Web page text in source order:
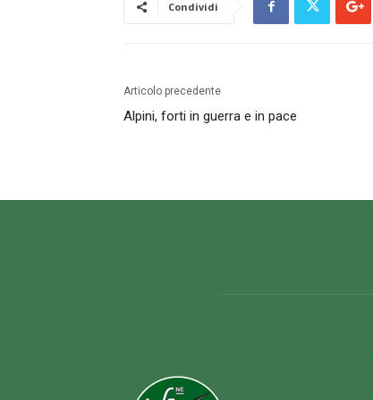
Condividi
Articolo precedente
Alpini, forti in guerra e in pace